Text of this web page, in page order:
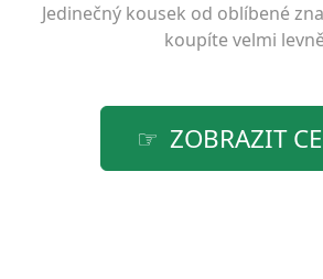
Jedinečný kousek od oblíbené
koupíte velmi
ZOBRAZIT